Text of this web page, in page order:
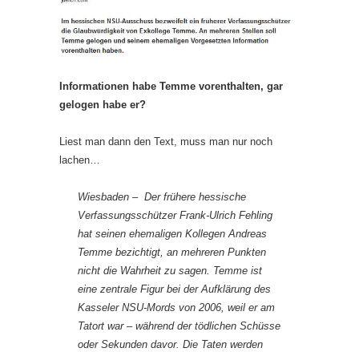
Informationen habe Temme vorenthalten, gar
gelogen habe er?
Liest man dann den Text, muss man nur noch
lachen…
Wiesbaden – Der frühere hessische
Verfassungsschützer Frank-Ulrich Fehling
hat seinen ehemaligen Kollegen Andreas
Temme bezichtigt, an mehreren Punkten
nicht die Wahrheit zu sagen. Temme ist
eine zentrale Figur bei der Aufklärung des
Kasseler NSU-Mords von 2006, weil er am
Tatort war – während der tödlichen Schüsse
oder Sekunden davor. Die Taten werden